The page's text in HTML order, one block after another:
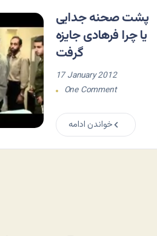
پشت صحنه جدایی
یا چرا فرهادی جایزه
گرفت
17 January 2012
One Comment
خواندن ادامه